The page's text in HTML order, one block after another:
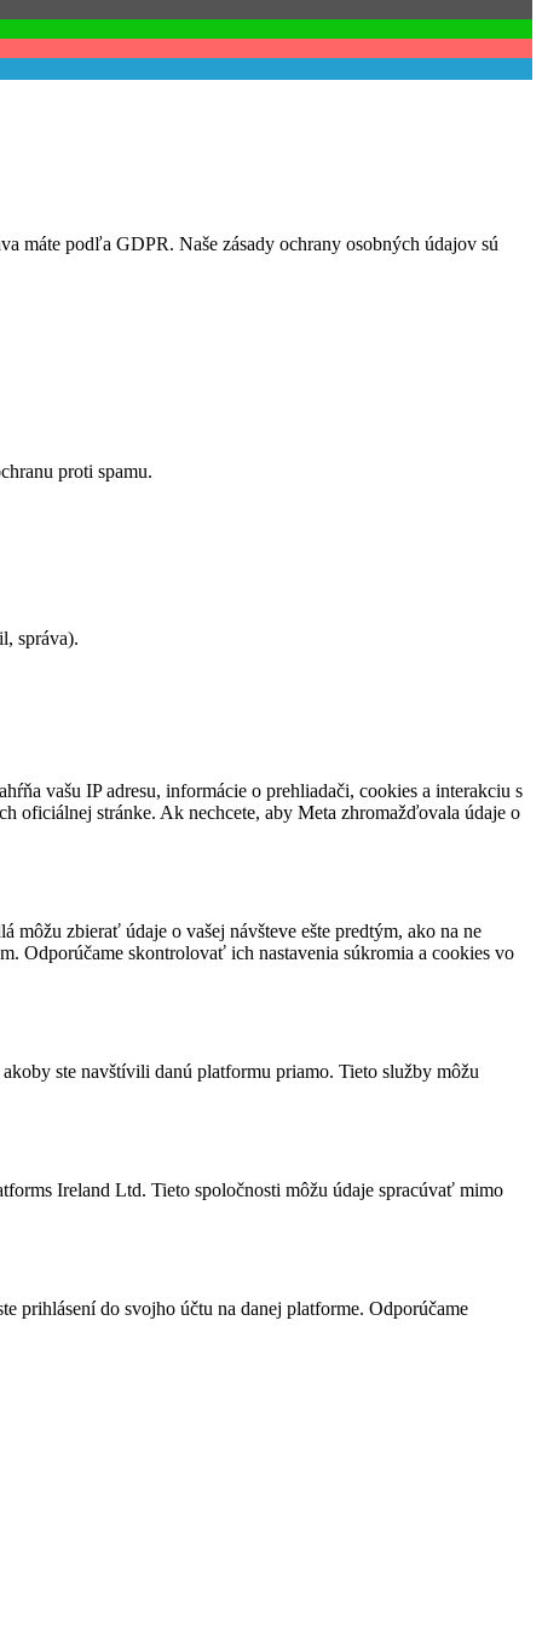
máte podľa GDPR. Naše zásady ochrany osobných údajov sú
proti spamu.
správa).
vašu IP adresu, informácie o prehliadači, cookies a interakciu s
oficiálnej stránke. Ak nechcete, aby Meta zhromažďovala údaje o
môžu zbierať údaje o vašej návšteve ešte predtým, ako na ne
Odporúčame skontrolovať ich nastavenia súkromia a cookies vo
ste navštívili danú platformu priamo. Tieto služby môžu
Ireland Ltd. Tieto spoločnosti môžu údaje spracúvať mimo
prihlásení do svojho účtu na danej platforme. Odporúčame